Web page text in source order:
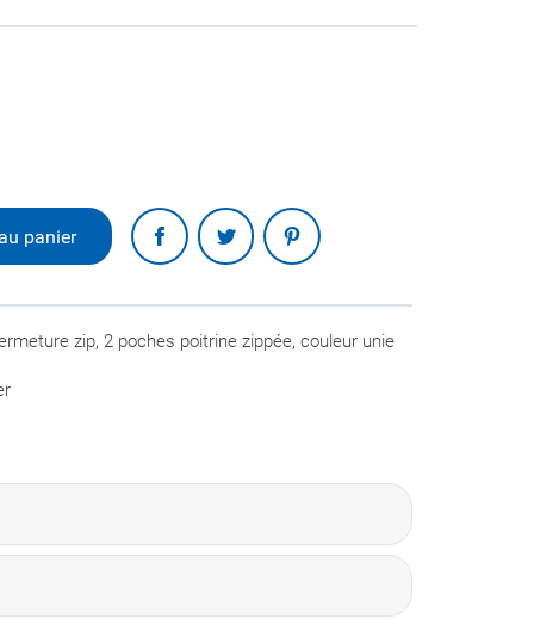
panier
Partager
zip, 2 poches poitrine zippée, couleur unie